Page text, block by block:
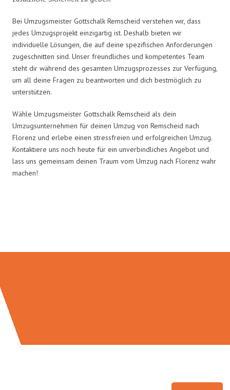
Bei Umzugsmeister Gottschalk Remscheid verstehen wir, dass
jedes Umzugsprojekt einzigartig ist. Deshalb bieten wir
individuelle Lösungen, die auf deine spezifischen Anforderungen
zugeschnitten sind. Unser freundliches und kompetentes Team
steht dir während des gesamten Umzugsprozesses zur Verfügung,
um all deine Fragen zu beantworten und dich bestmöglich zu
unterstützen.
Wähle Umzugsmeister Gottschalk Remscheid als dein
Umzugsunternehmen für deinen Umzug von Remscheid nach
Florenz und erlebe einen stressfreien und erfolgreichen Umzug.
Kontaktiere uns noch heute für ein unverbindliches Angebot und
lass uns gemeinsam deinen Traum vom Umzug nach Florenz wahr
machen!